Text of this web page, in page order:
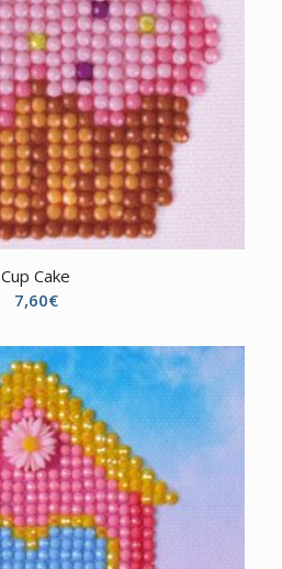
Cup Cake
7,60€